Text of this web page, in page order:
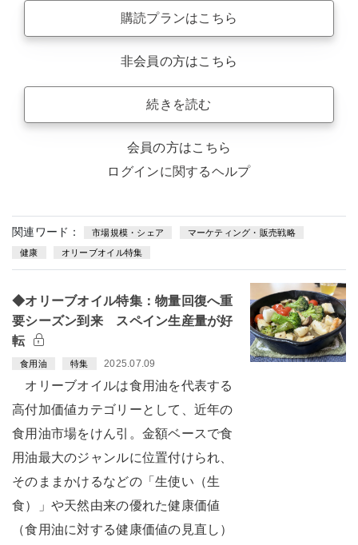
購読プランはこちら
非会員の方はこちら
続きを読む
会員の方はこちら
ログインに関するヘルプ
関連ワード： 市場規模・シェア マーケティング・販売戦略
健康 オリーブオイル特集
◆オリーブオイル特集：物量回復へ重
要シーズン到来 スペイン生産量が好
転
食用油 特集 2025.07.09
オリーブオイルは食用油を代表する
高付加価値カテゴリーとして、近年の
食用油市場をけん引。金額ベースで食
用油最大のジャンルに位置付けられ、
そのままかけるなどの「生使い（生
食）」や天然由来の優れた健康価値
（食用油に対する健康価値の見直し）